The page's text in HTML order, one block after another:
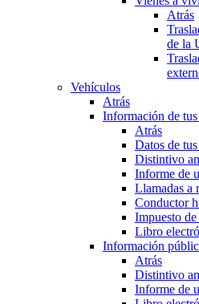
Atrás
de la
Vehículos
Atrás
Información de
Atrás
Datos de
Distintivo
Informe de
Llamadas a
Conductor
Impuesto
Libro
Información
Atrás
Distintivo
Informe de